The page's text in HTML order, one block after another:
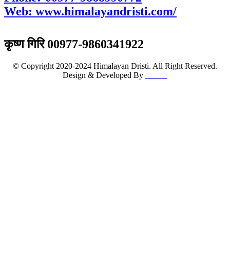
Web: www.himalayandristi.com/
कृष्ण गिरि 00977-9860341922
© Copyright 2020-2024 Himalayan Dristi. All Right Reserved.
Design & Developed By